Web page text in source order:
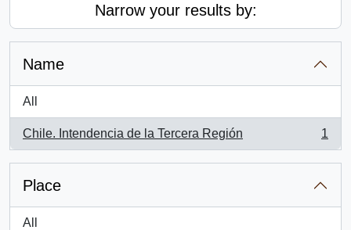
Narrow your results by:
Name
All
Chile. Intendencia de la Tercera Región
, 1 results
1
Place
All